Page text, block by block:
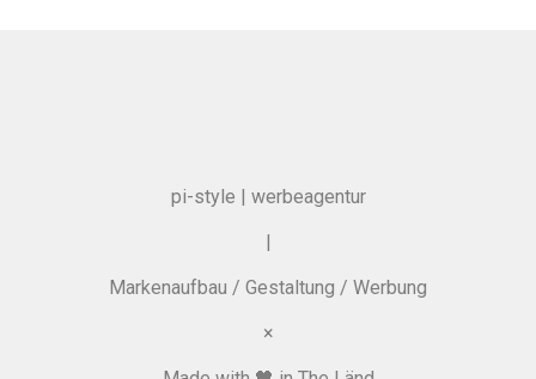
pi-style | werbeagentur
|
Markenaufbau / Gestaltung / Werbung
×